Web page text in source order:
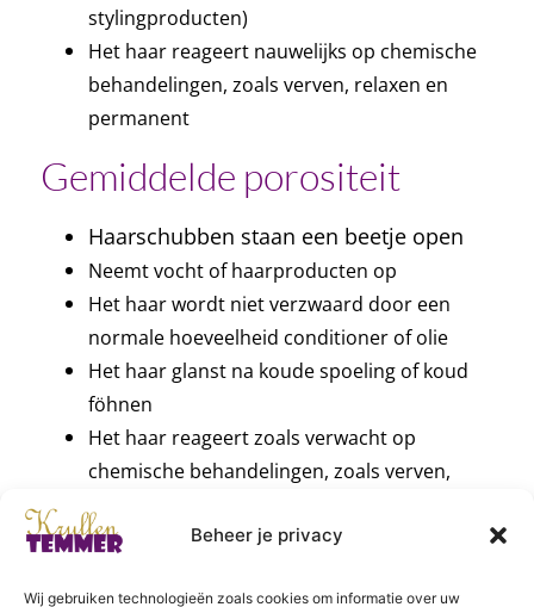
Beheer je privacy
Wij gebruiken technologieën zoals cookies om informatie over uw
stylingproducten)
Het haar reageert nauwelijks op chemische
behandelingen, zoals verven, relaxen en
permanent
Gemiddelde porositeit
Haarschubben staan een beetje open
Neemt vocht of haarproducten op
Het haar wordt niet verzwaard door een
normale hoeveelheid conditioner of olie
Het haar glanst na koude spoeling of koud
föhnen
Het haar reageert zoals verwacht op
chemische behandelingen, zoals verven,
Hoge porositeit